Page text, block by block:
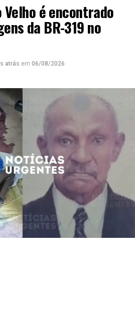
é encontrado
da BR-319 no
atrás em 06/08/2026